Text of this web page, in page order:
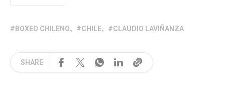
BOXEO CHILENO CHILE CLAUDIO LAVIÑANZA
SHARE